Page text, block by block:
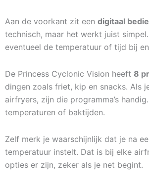
Aan de voorkant zit een digitaal
technisch, maar het werkt juist
eventueel de temperatuur of tijd bij
De Princess Cyclonic Vision heeft 8
dingen zoals friet, kip en snacks. Als
airfryers, zijn die programma’s
temperaturen of baktijden.
Zelf merk je waarschijnlijk dat je na
temperatuur instelt. Dat is bij elke
opties er zijn, zeker als je net begint.